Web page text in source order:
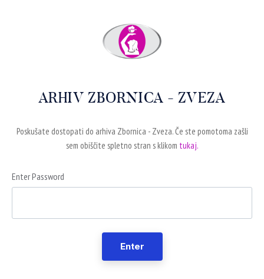
ARHIV ZBORNICA - ZVEZA
Poskušate dostopati do arhiva Zbornica - Zveza. Če ste pomotoma zašli
sem obiščite spletno stran s klikom tukaj.
Enter Password
Enter